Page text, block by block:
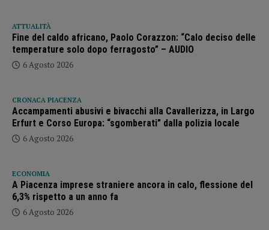
ATTUALITÀ
Fine del caldo africano, Paolo Corazzon: “Calo deciso delle
temperature solo dopo ferragosto” – AUDIO
6 Agosto 2026
CRONACA PIACENZA
Accampamenti abusivi e bivacchi alla Cavallerizza, in Largo
Erfurt e Corso Europa: “sgomberati” dalla polizia locale
6 Agosto 2026
ECONOMIA
A Piacenza imprese straniere ancora in calo, flessione del
6,3% rispetto a un anno fa
6 Agosto 2026